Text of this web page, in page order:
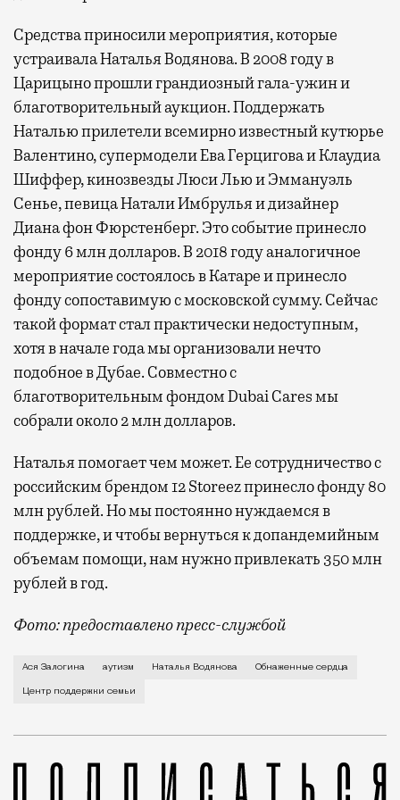
Средства приносили мероприятия, которые
устраивала Наталья Водянова. В 2008 году в
Царицыно прошли грандиозный гала-ужин и
благотворительный аукцион. Поддержать
Наталью прилетели всемирно известный кутюрье
Валентино, супермодели Ева Герцигова и Клаудиа
Шиффер, кинозвезды Люси Лью и Эммануэль
Сенье, певица Натали Имбрулья и дизайнер
Диана фон Фюрстенберг. Это событие принесло
фонду 6 млн долларов. В 2018 году аналогичное
мероприятие состоялось в Катаре и принесло
фонду сопоставимую с московской сумму. Сейчас
такой формат стал практически недоступным,
хотя в начале года мы организовали нечто
подобное в Дубае. Совместно с
благотворительным фондом Dubai Cares мы
собрали около 2 млн долларов.
Наталья помогает чем может. Ее сотрудничество с
российским брендом 12 Storeez принесло фонду 80
млн рублей. Но мы постоянно нуждаемся в
поддержке, и чтобы вернуться к допандемийным
объемам помощи, нам нужно привлекать 350 млн
рублей в год.
Фото: предоставлено пресс-службой
Супермодель Наталья Водянова учредила
Ася Залогина аутизм Наталья Водянова Обнаженные сердца
Центр поддержки семьи